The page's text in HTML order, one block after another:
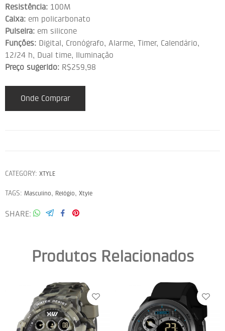
Resistência: 100M
Caixa: em policarbonato
Pulseira: em silicone
Funções: Digital, Cronógrafo, Alarme, Timer, Calendário,
12/24 h, Dual time, Iluminação
Preço sugerido: R$259,98
Onde Comprar
CATEGORY: XTYLE
TAGS: Masculino, Relógio, Xtyle
SHARE
Produtos Relacionados